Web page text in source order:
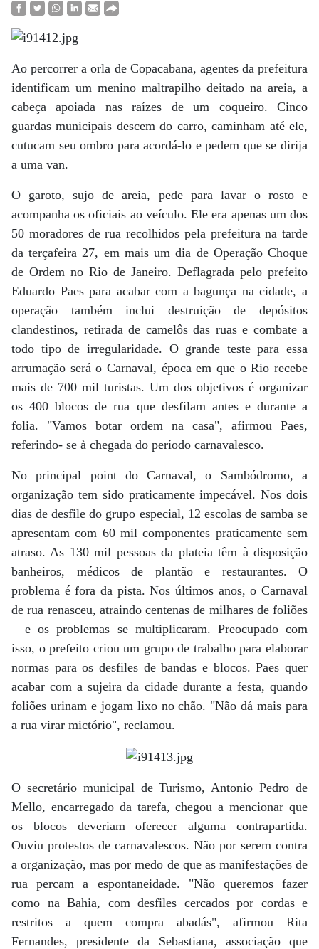
Ao percorrer a orla de Copacabana, agentes da prefeitura
identificam um menino maltrapilho deitado na areia, a
cabeça apoiada nas raízes de um coqueiro. Cinco
guardas municipais descem do carro, caminham até ele,
cutucam seu ombro para acordá-lo e pedem que se dirija
a uma van.
O garoto, sujo de areia, pede para lavar o rosto e
acompanha os oficiais ao veículo. Ele era apenas um dos
50 moradores de rua recolhidos pela prefeitura na tarde
da terçafeira 27, em mais um dia de Operação Choque
de Ordem no Rio de Janeiro. Deflagrada pelo prefeito
Eduardo Paes para acabar com a bagunça na cidade, a
operação também inclui destruição de depósitos
clandestinos, retirada de camelôs das ruas e combate a
todo tipo de irregularidade. O grande teste para essa
arrumação será o Carnaval, época em que o Rio recebe
mais de 700 mil turistas. Um dos objetivos é organizar
os 400 blocos de rua que desfilam antes e durante a
folia. "Vamos botar ordem na casa", afirmou Paes,
referindo- se à chegada do período carnavalesco.
No principal point do Carnaval, o Sambódromo, a
organização tem sido praticamente impecável. Nos dois
dias de desfile do grupo especial, 12 escolas de samba se
apresentam com 60 mil componentes praticamente sem
atraso. As 130 mil pessoas da plateia têm à disposição
banheiros, médicos de plantão e restaurantes. O
problema é fora da pista. Nos últimos anos, o Carnaval
de rua renasceu, atraindo centenas de milhares de foliões
– e os problemas se multiplicaram. Preocupado com
isso, o prefeito criou um grupo de trabalho para elaborar
normas para os desfiles de bandas e blocos. Paes quer
acabar com a sujeira da cidade durante a festa, quando
foliões urinam e jogam lixo no chão. "Não dá mais para
a rua virar mictório", reclamou.
O secretário municipal de Turismo, Antonio Pedro de
Mello, encarregado da tarefa, chegou a mencionar que
os blocos deveriam oferecer alguma contrapartida.
Ouviu protestos de carnavalescos. Não por serem contra
a organização, mas por medo de que as manifestações de
rua percam a espontaneidade. "Não queremos fazer
como na Bahia, com desfiles cercados por cordas e
restritos a quem compra abadás", afirmou Rita
Fernandes, presidente da Sebastiana, associação que